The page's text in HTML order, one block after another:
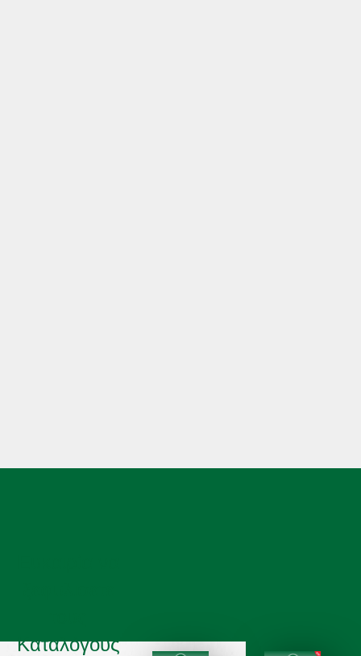
Καταλόγους